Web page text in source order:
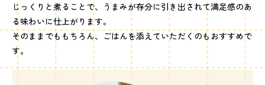
じっくりと煮ることで、うまみが存分に引き出されて満足感のあ
る味わいに仕上がります。
そのままでももちろん、ごはんを添えていただくのもおすすめで
す。